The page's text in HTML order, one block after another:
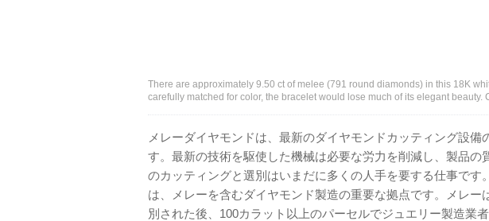
There are approximately 9.50 ct of melee (791 round diamonds) in this 18K
carefully matched for color, the bracelet would lose much of its elegant beauty.
メレーダイヤモンドは、最新のダイヤモンドカッティング設備
す。最新の技術を駆使した機械は必要な労力を削減し、製品の
のカッティングと選別はいまだに多くの人手を要する仕事です
は、メレーを含むダイヤモンド製造の重要な拠点です。メレー
別された後、100カラット以上のパーセルでジュエリー製造業